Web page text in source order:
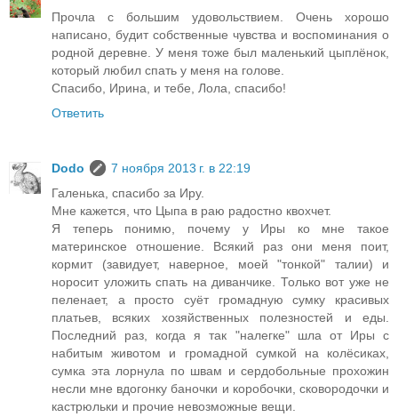
Прочла с большим удовольствием. Очень хорошо
написано, будит собственные чувства и воспоминания о
родной деревне. У меня тоже был маленький цыплёнок,
который любил спать у меня на голове.
Спасибо, Ирина, и тебе, Лола, спасибо!
Ответить
Dodo
7 ноября 2013 г. в 22:19
Галенька, спасибо за Иру.
Мне кажется, что Цыпа в раю радостно квохчет.
Я теперь понимю, почему у Иры ко мне такое
материнское отношение. Всякий раз они меня поит,
кормит (завидует, наверное, моей "тонкой" талии) и
норосит уложить спать на диванчике. Только вот уже не
пеленает, а просто суёт громадную сумку красивых
платьев, всяких хозяйственных полезностей и еды.
Последний раз, когда я так "налегке" шла от Иры с
набитым животом и громадной сумкой на колёсиках,
сумка эта лорнула по швам и сердобольные прохожин
несли мне вдогонку баночки и коробочки, сковородочки и
кастрюльки и прочие невозможные вещи.